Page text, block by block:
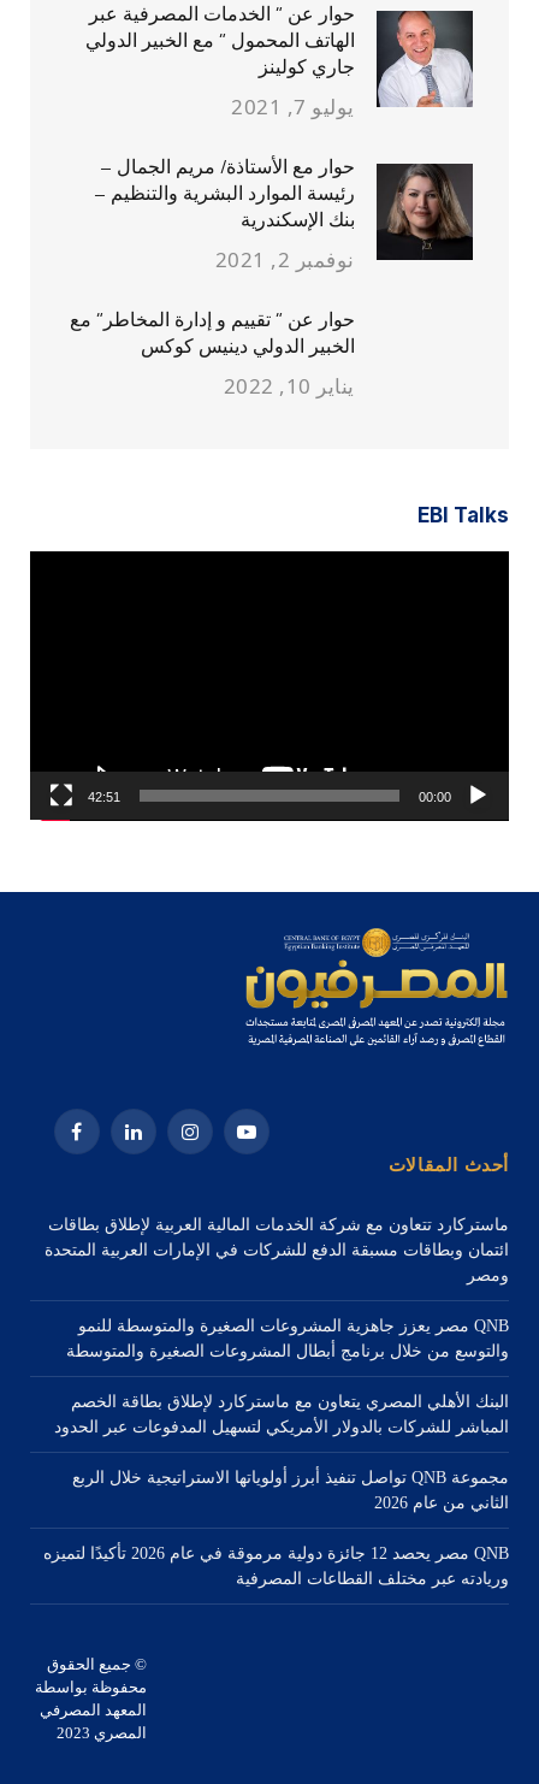
حوار عن ” الخدمات المصرفية عبر
الهاتف المحمول ” مع الخبير الدولي
جاري كولينز
يوليو 7, 2021
حوار مع الأستاذة/ مريم الجمال –
رئيسة الموارد البشرية والتنظيم –
بنك الإسكندرية
نوفمبر 2, 2021
حوار عن ” تقييم و إدارة المخاطر” مع
الخبير الدولي دينيس كوكس
يناير 10, 2022
EBI Talks
00:00
42:51
يوتيوب الانستغراملينكدإن فيسبوك
أحدث المقالات
ماستركارد تتعاون مع شركة الخدمات المالية العربية لإطلاق بطاقات
ائتمان وبطاقات مسبقة الدفع للشركات في الإمارات العربية المتحدة
ومصر
QNB مصر يعزز جاهزية المشروعات الصغيرة والمتوسطة للنمو
والتوسع من خلال برنامج أبطال المشروعات الصغيرة والمتوسطة
البنك الأهلي المصري يتعاون مع ماستركارد لإطلاق بطاقة الخصم
المباشر للشركات بالدولار الأمريكي لتسهيل المدفوعات عبر الحدود
مجموعة QNB تواصل تنفيذ أبرز أولوياتها الاستراتيجية خلال الربع
الثاني من عام 2026
QNB مصر يحصد 12 جائزة دولية مرموقة في عام 2026 تأكيدًا لتميزه
وريادته عبر مختلف القطاعات المصرفية
© جميع الحقوق
محفوظة بواسطة
المعهد المصرفي
المصري 2023